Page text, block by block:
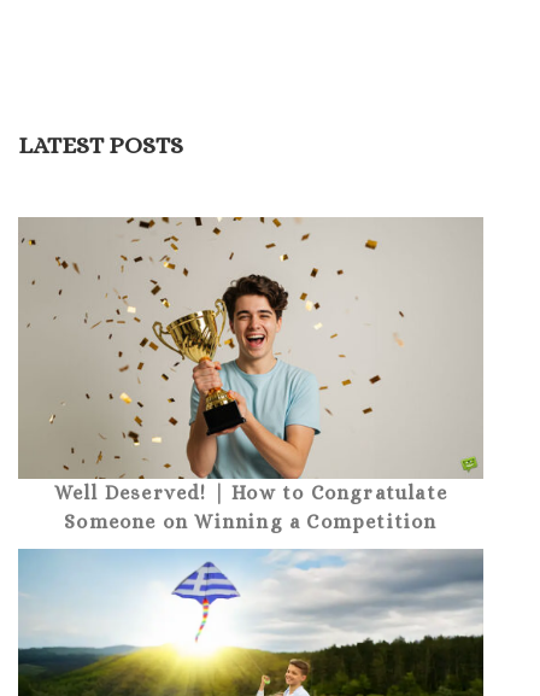
LATEST POSTS
Well Deserved! | How to Congratulate
Someone on Winning a Competition